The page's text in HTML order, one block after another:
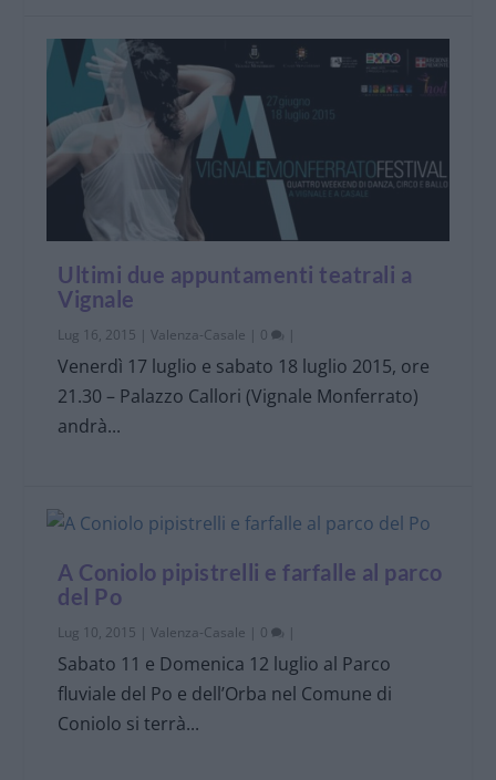
Ultimi due appuntamenti teatrali a
Vignale
Lug 16, 2015 |Valenza-Casale 0
Venerdì 17 luglio e sabato 18 luglio 2015, ore
21.30 – Palazzo Callori (Vignale Monferrato)
andrà...
A Coniolo pipistrelli e farfalle al parco
del Po
Lug 10, 2015 |Valenza-Casale 0
Sabato 11 e Domenica 12 luglio al Parco
fluviale del Po e dell’Orba nel Comune di
Coniolo si terrà...